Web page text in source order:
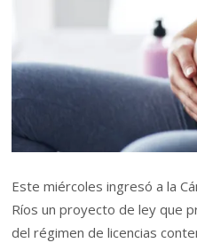
Este miércoles ingresó a la
Ríos un proyecto de ley que
del régimen de licencias